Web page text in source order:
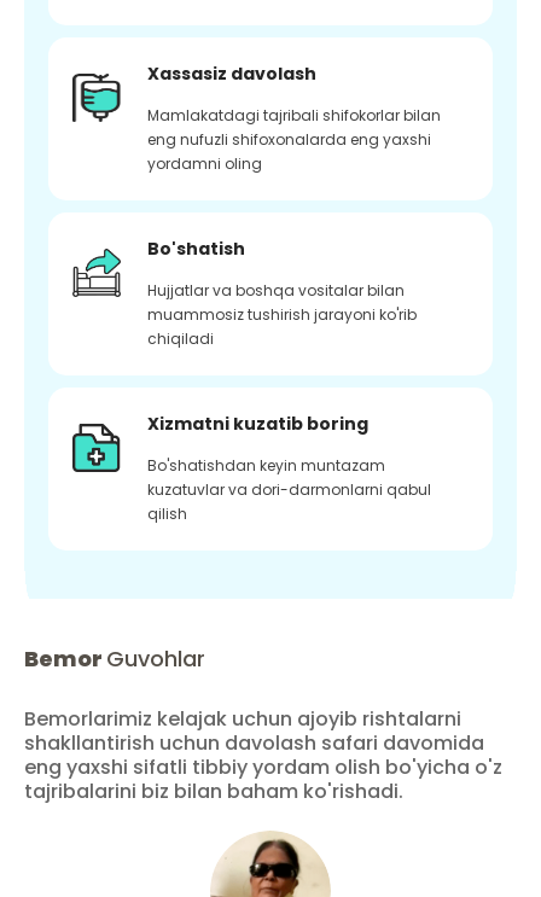
Xassasiz davolash
Mamlakatdagi tajribali shifokorlar bilan
eng nufuzli shifoxonalarda eng yaxshi
yordamni oling
Bo'shatish
Hujjatlar va boshqa vositalar bilan
muammosiz tushirish jarayoni ko'rib
chiqiladi
Xizmatni kuzatib boring
Bo'shatishdan keyin muntazam
kuzatuvlar va dori-darmonlarni qabul
qilish
Bemor Guvohlar
Bemorlarimiz kelajak uchun ajoyib rishtalarni
shakllantirish uchun davolash safari davomida
eng yaxshi sifatli tibbiy yordam olish bo'yicha o'z
tajribalarini biz bilan baham ko'rishadi.